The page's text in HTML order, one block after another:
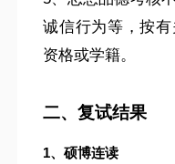
诚信行为等，按
资格或学籍。
二、复试结果
1、硕博连读